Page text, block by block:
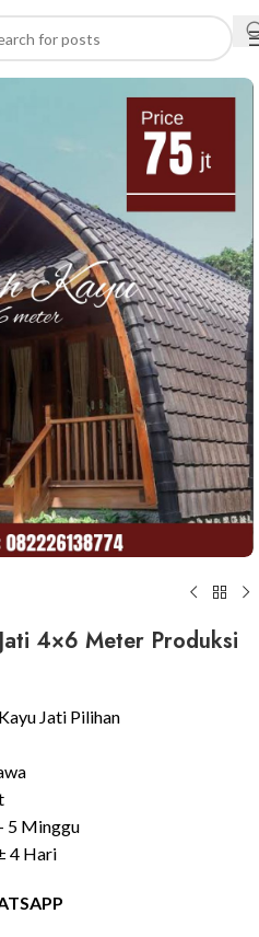
4×6 Meter Produksi
Jati Pilihan
5 Minggu
4 Hari